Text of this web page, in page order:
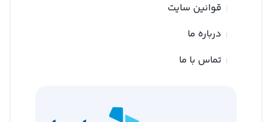
قوانین سایت
درباره ما
تماس با ما